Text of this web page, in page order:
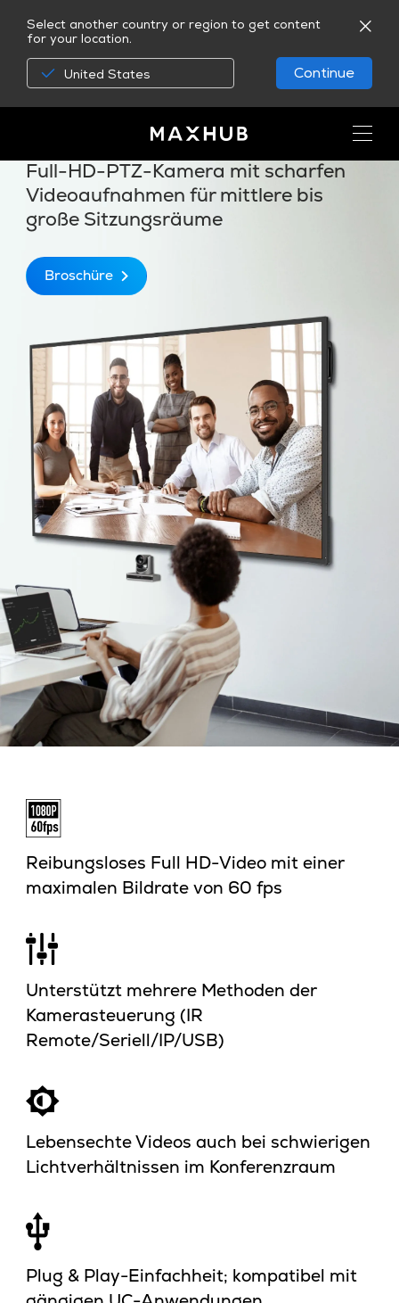
Select another country or region to get content
for your location.
United States Continue
MAXHUB UC P15
Full-HD-PTZ-Kamera mit scharfen
Videoaufnahmen für mittlere bis
große Sitzungsräume
Broschüre
Reibungsloses Full HD-Video mit einer
maximalen Bildrate von 60 fps
Unterstützt mehrere Methoden der
Kamerasteuerung (IR
Remote/Seriell/IP/USB)
Lebensechte Videos auch bei schwierigen
Lichtverhältnissen im Konferenzraum
Plug & Play-Einfachheit; kompatibel mit